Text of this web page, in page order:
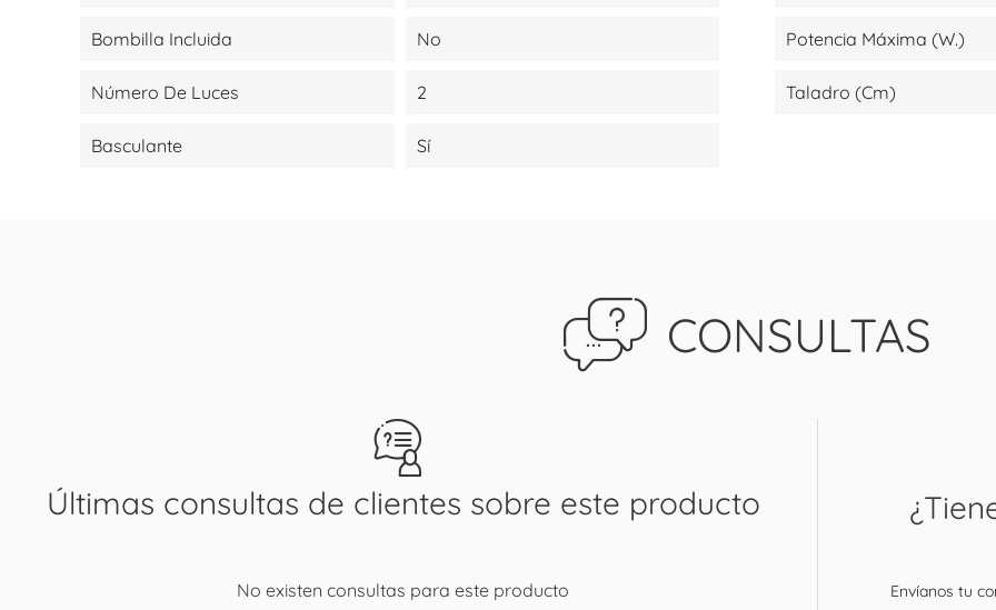
Bombilla Incluida No Potencia Máxima (W.)
Número De Luces 2 Taladro (cm)
Basculante Sí
CONSULTAS
Últimas consultas de clientes sobre este producto
No existen consultas para este producto Envíanos tu